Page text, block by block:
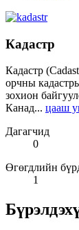
Кадастр
Кадастр
орчны
зохион
Канад... цааш
Дагагчид
0
Өгөгдлийн
1